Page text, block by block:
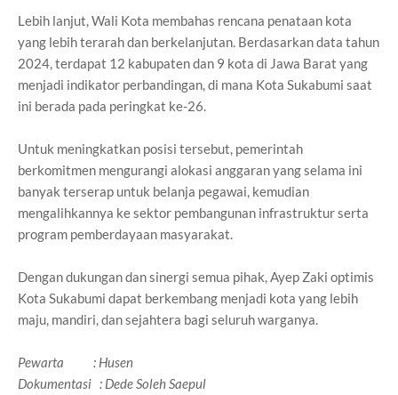
Lebih lanjut, Wali Kota membahas rencana penataan kota
yang lebih terarah dan berkelanjutan. Berdasarkan data tahun
2024, terdapat 12 kabupaten dan 9 kota di Jawa Barat yang
menjadi indikator perbandingan, di mana Kota Sukabumi saat
ini berada pada peringkat ke-26.
Untuk meningkatkan posisi tersebut, pemerintah
berkomitmen mengurangi alokasi anggaran yang selama ini
banyak terserap untuk belanja pegawai, kemudian
mengalihkannya ke sektor pembangunan infrastruktur serta
program pemberdayaan masyarakat.
Dengan dukungan dan sinergi semua pihak, Ayep Zaki optimis
Kota Sukabumi dapat berkembang menjadi kota yang lebih
maju, mandiri, dan sejahtera bagi seluruh warganya.
Pewarta : Husen
Dokumentasi : Dede Soleh Saepul